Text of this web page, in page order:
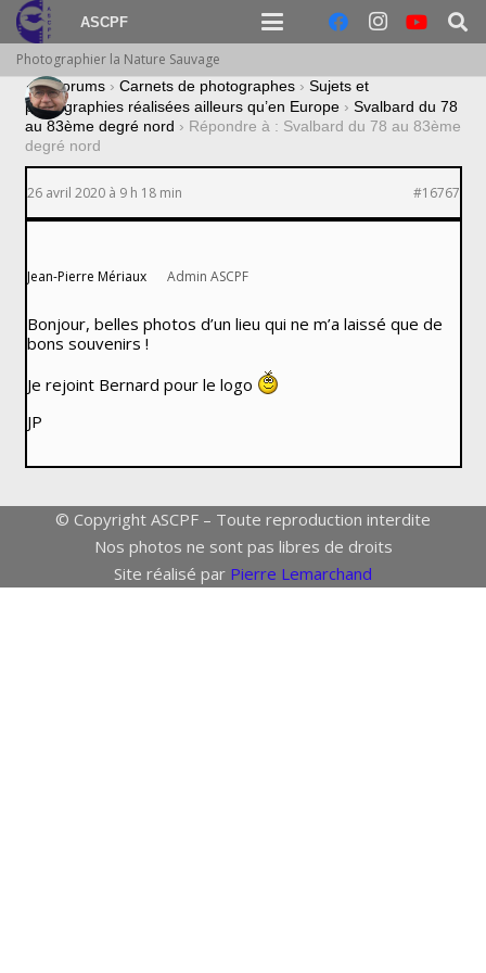
ASCPF
Photographier la Nature Sauvage
› Forums › Carnets de photographes › Sujets et
photographies réalisées ailleurs qu’en Europe › Svalbard du 78
au 83ème degré nord › Répondre à : Svalbard du 78 au 83ème
degré nord
26 avril 2020 à 9 h 18 min #16767
Jean-Pierre Mériaux Admin ASCPF
Bonjour, belles photos d’un lieu qui ne m’a laissé que de
bons souvenirs !
Je rejoint Bernard pour le logo
JP
© Copyright ASCPF – Toute reproduction interdite
Nos photos ne sont pas libres de droits
Site réalisé par Pierre Lemarchand